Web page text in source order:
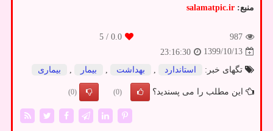
منبع: salamatpic.ir
987
0.0
/ 5
1399/10/13
23:16:30
تگهای خبر:
استاندارد بهداشت بیمار بیماری
این مطلب را می پسندید؟ (0)
(0)